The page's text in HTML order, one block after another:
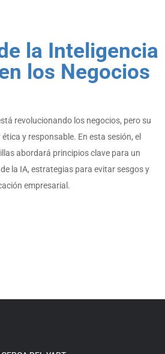
la Inteligencia
los Negocios
revolucionando los negocios, pero su
y responsable. En esta sesión, el
abordará principios clave para un
la IA, estrategias para evitar sesgos y
empresarial.